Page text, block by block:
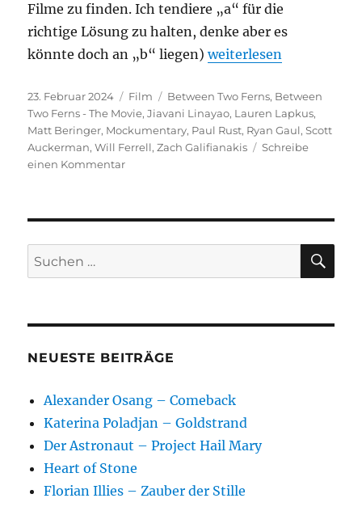
Filme zu finden. Ich tendiere „a“ für die
richtige Lösung zu halten, denke aber es
könnte doch an „b“ liegen)„Between Two Ferns –
weiterlesen
Veröffentlicht
am
23. Februar 2024 Kategorien
Film Schlagwörter
Between Two Ferns, Between
Two Ferns - The Movie,Jiavani Linayao, Lauren Lapkus,
Matt Beringer, Mockumentary, Paul Rust, Ryan Gaul,Scott
Auckerman,Will Ferrell,Zach Galifianakis
Schreibe
einen Kommentarzu
The
Suchen
nach:
NEUESTE BEITRÄGE
Alexander Osang – Comeback
Katerina Poladjan – Goldstrand
Der Astronaut – Project Hail Mary
Heart of Stone
Florian Illies – Zauber der Stille